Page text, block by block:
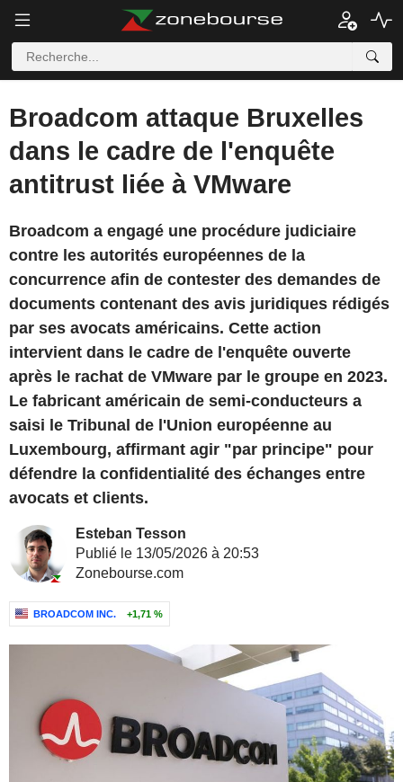
Broadcom attaque Bruxelles
dans le cadre de l'enquête
antitrust liée à VMware
Broadcom a engagé une procédure judiciaire
contre les autorités européennes de la
concurrence afin de contester des demandes de
documents contenant des avis juridiques rédigés
par ses avocats américains. Cette action
intervient dans le cadre de l'enquête ouverte
après le rachat de VMware par le groupe en 2023.
Le fabricant américain de semi-conducteurs a
saisi le Tribunal de l'Union européenne au
Luxembourg, affirmant agir "par principe" pour
défendre la confidentialité des échanges entre
avocats et clients.
Esteban Tesson
Publié le 13/05/2026 à 20:53
Zonebourse.com
BROADCOM INC. +1,71 %